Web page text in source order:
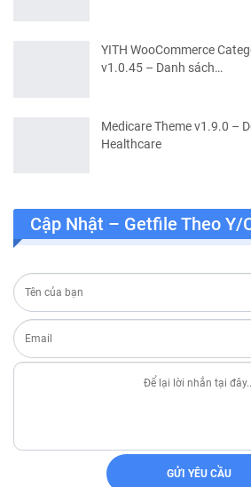
YITH WooCommerce
v1.0.45 – Danh sách…
Medicare Theme v1.9.0 –
Healthcare
Cập Nhật – Getfile Theo Y/